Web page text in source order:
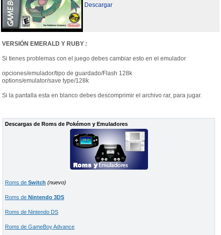
Descargar
VERSIÓN EMERALD Y RUBY :
Si tienes problemas con el juego debes cambiar esto en el emulador
opciones/emulador/tipo de guardado/Flash 128k
options/emulator/save type/128k
Si la pantalla esta en blanco debes descomprimir el archivo rar, para jugar.
Descargas de Roms de Pokémon y Emuladores
Roms de Switch (nuevo)
Roms de Nintendo 3DS
Roms de Nintendo DS
Roms de GameBoy Advance